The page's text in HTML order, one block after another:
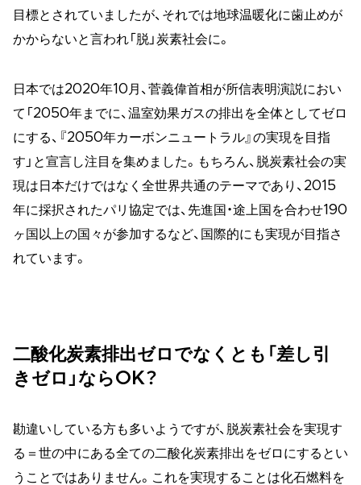
目標とされていましたが、それでは地球温暖化に歯止めが
かからないと言われ「脱」炭素社会に。
日本では2020年10月、菅義偉首相が所信表明演説におい
て「2050年までに、温室効果ガスの排出を全体としてゼロ
にする、『2050年カーボンニュートラル』の実現を目指
す」と宣言し注目を集めました。もちろん、脱炭素社会の実
現は日本だけではなく全世界共通のテーマであり、2015
年に採択されたパリ協定では、先進国・途上国を合わせ190
ヶ国以上の国々が参加するなど、国際的にも実現が目指さ
れています。
二酸化炭素排出ゼロでなくとも「差し引
きゼロ」ならOK？
勘違いしている方も多いようですが、脱炭素社会を実現す
る＝世の中にある全ての二酸化炭素排出をゼロにするとい
うことではありません。これを実現することは化石燃料を